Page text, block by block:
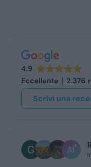
4.9
Eccellente
2.376
Scrivi una
Riepilogo
In base a 2.376